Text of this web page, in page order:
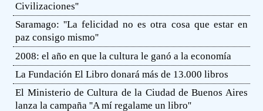
Civilizaciones''
Saramago: ''La felicidad no es otra cosa que estar en
paz consigo mismo''
2008: el año en que la cultura le ganó a la economía
La Fundación El Libro donará más de 13.000 libros
El Ministerio de Cultura de la Ciudad de Buenos Aires
lanza la campaña ''A mí regalame un libro''